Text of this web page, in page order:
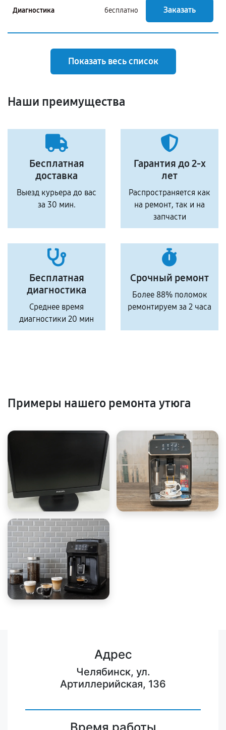
Диагностика бесплатно Заказать
Показать весь список
Наши преимущества
Бесплатная
доставка
Выезд курьера до вас
за 30 мин.
Гарантия до 2-х
лет
Распространяется как
на ремонт, так и на
запчасти
Бесплатная
диагностика
Среднее время
диагностики 20 мин
Срочный ремонт
Более 88% поломок
ремонтируем за 2 часа
Примеры нашего ремонта утюга
Адрес
Челябинск, ул.
Артиллерийская, 136